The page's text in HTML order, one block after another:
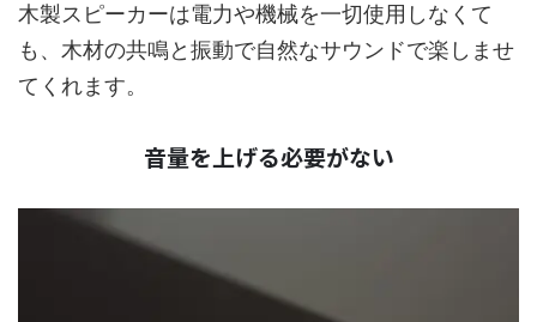
木製スピーカーは電力や機械を一切使用しなくて
も、木材の共鳴と振動で自然なサウンドで楽しませ
てくれます。
音量を上げる必要がない